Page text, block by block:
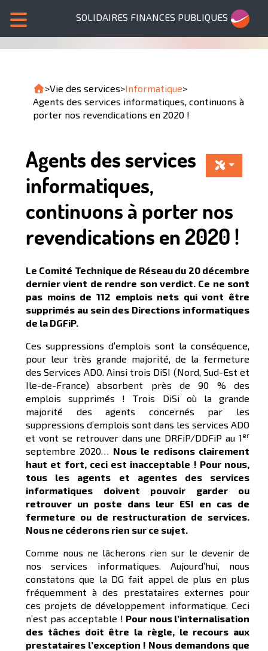
SOLIDAIRES FINANCES PUBLIQUES
>Vie des services>Informatique>
Agents des services informatiques, continuons à
porter nos revendications en 2020 !
Agents des services
informatiques,
continuons à porter nos
revendications en 2020 !
Le Comité Technique de Réseau du 20 décembre
dernier vient de rendre son verdict. Ce ne sont
pas moins de 112 emplois nets qui vont être
supprimés au sein des Directions informatiques
de la DGFiP.
Ces suppressions d’emplois sont la conséquence,
pour leur très grande majorité, de la fermeture
des Services ADO. Ainsi trois DiSI (Nord, Sud-Est et
Ile-de-France) absorbent près de 90 % des
emplois supprimés ! Trois DiSi où la grande
majorité des agents concernés par les
suppressions d’emplois sont dans les services ADO
et vont se retrouver dans une DRFiP/DDFiP au 1er
septembre 2020… Nous le redisons clairement
haut et fort, ceci est inacceptable ! Pour nous,
tous les agents et agentes des services
informatiques doivent pouvoir garder ou
retrouver un poste dans leur ESI en cas de
fermeture ou de restructuration de services.
Nous ne céderons rien sur ce sujet.
Comme nous ne lâcherons rien sur le devenir de
nos services informatiques. Aujourd’hui, nous
constatons que la DG fait appel de plus en plus
fréquemment à des prestataires externes pour
ces projets de développement informatique. Ceci
n’est pas acceptable ! Pour nous l’internalisation
des tâches doit être la règle, le recours aux
prestataires l’exception ! Nous demandons que